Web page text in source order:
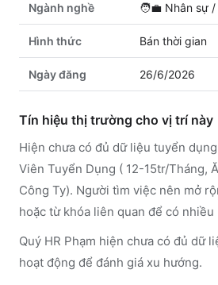
Ngành nghề 🧑‍💼 Nhân sự /
Hình thức Bán thời gian
Ngày đăng 26/6/2026
Tín hiệu thị trường cho vị trí này
Hiện chưa có đủ dữ liệu tuyển
Viên Tuyển Dụng ( 12-15tr/Tháng,
Công Ty). Người tìm việc nên mở
hoặc từ khóa liên quan để có nhiều
Quý HR Phạm hiện chưa có đủ dữ
hoạt động để đánh giá xu hướng.